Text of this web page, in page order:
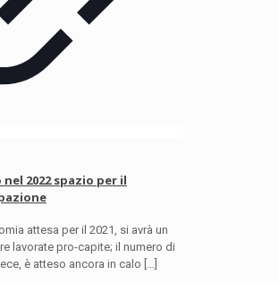
2022 spazio per il
attesa per il 2021, si avrà un
lavorate pro-capite; il numero di
è atteso ancora in calo […]